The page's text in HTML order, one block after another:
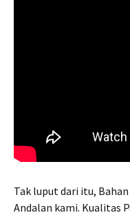
Tak luput dari itu,
Andalan kami. Kualitas